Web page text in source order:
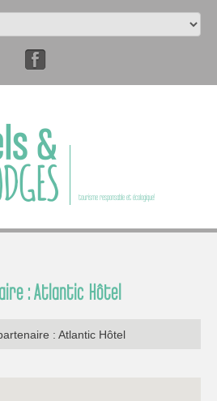
tourisme responsable et écologique!
: Atlantic Hôtel
: Atlantic Hôtel